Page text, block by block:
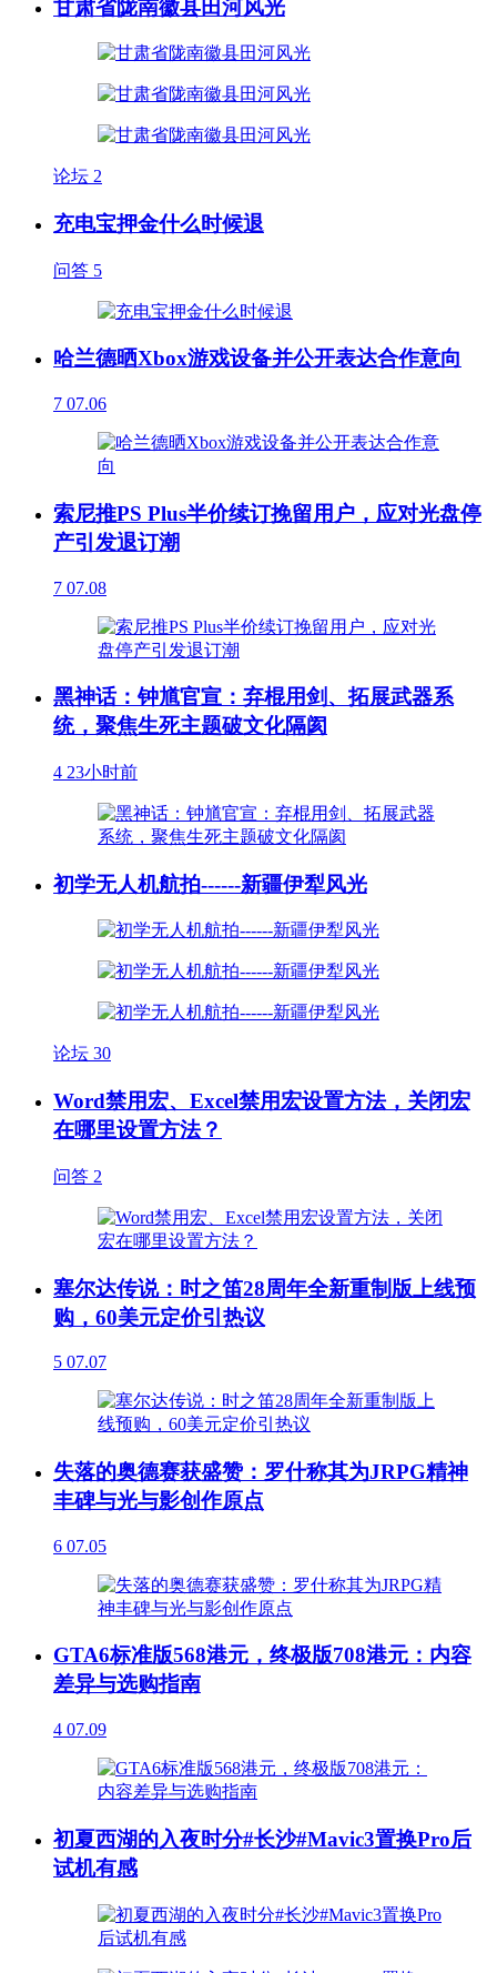
甘肃省陇南徽县田河风光
论坛 2
充电宝押金什么时候退
问答 5
哈兰德晒Xbox游戏设备并公开表达合作意向
7 07.06
索尼推PS Plus半价续订挽留用户，应对光盘停
产引发退订潮
7 07.08
黑神话：钟馗官宣：弃棍用剑、拓展武器系
统，聚焦生死主题破文化隔阂
4 23小时前
初学无人机航拍------新疆伊犁风光
论坛 30
Word禁用宏、Excel禁用宏设置方法，关闭宏
在哪里设置方法？
问答 2
塞尔达传说：时之笛28周年全新重制版上线预
购，60美元定价引热议
5 07.07
失落的奥德赛获盛赞：罗什称其为JRPG精神
丰碑与光与影创作原点
6 07.05
GTA6标准版568港元，终极版708港元：内容
差异与选购指南
4 07.09
初夏西湖的入夜时分#长沙#Mavic3置换Pro后
试机有感